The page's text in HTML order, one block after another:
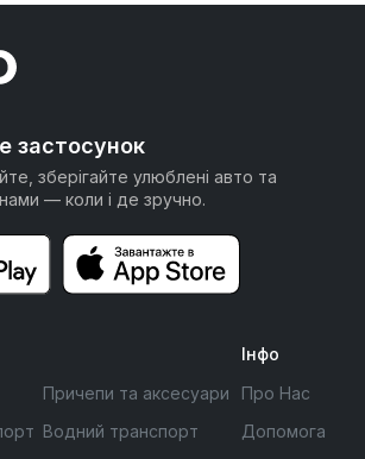
застосунок
зберігайте улюблені авто та
— коли і де зручно.
Причепи та аксесуари
Водний транспорт
Інфо
Про Нас
Допомога